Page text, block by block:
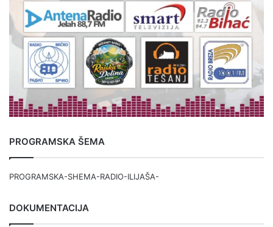
PROGRAMSKA ŠEMA
PROGRAMSKA-SHEMA-RADIO-ILIJAŠA-
DOKUMENTACIJA